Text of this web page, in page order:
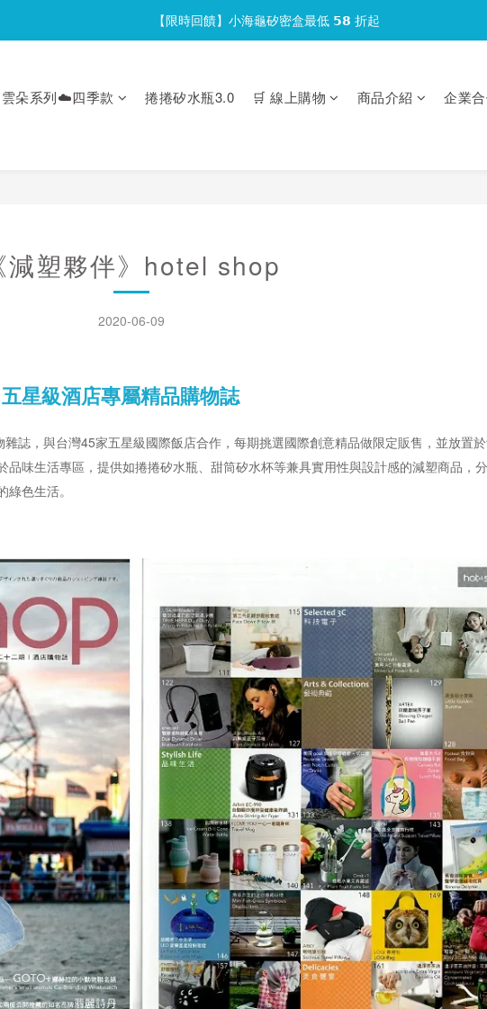
官網會員首次下單現折 $𝟏𝟎𝟎 元❕
【限時回饋】小海龜矽密盒最低 𝟱𝟴 折起
雲朵系列☁️四季款 捲捲矽水瓶3.0 🛒 線上購物 商品介紹
企業
減塑夥伴》hotel shop
2020-06-09
星級酒店專屬精品購物誌
誌，與台灣45家五星級國際飯店合作，每期挑選國際創意精品做限定販售，並放置
味生活專區，提供如捲捲矽水瓶、甜筒矽水杯等兼具實用性與設計感的減塑商品，
色生活。